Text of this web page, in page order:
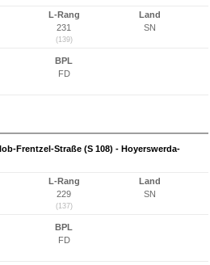
L-Rang
231
(139)
Land
SN
BPL
FD
Frentzel-Straße (S 108) - Hoyerswerda-
L-Rang
229
(137)
Land
SN
BPL
FD